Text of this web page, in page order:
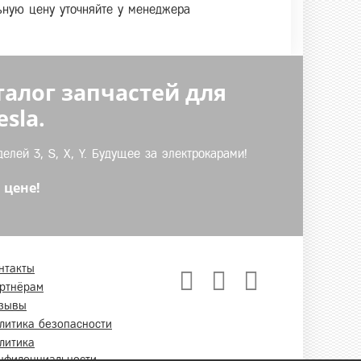
цену уточняйте у менеджера
запчастей для
3, S, X, Y. Будущее за электрокарами!
безопасности